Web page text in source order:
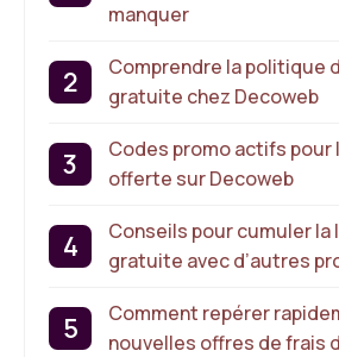
manquer
Comprendre la politique
gratuite chez Decoweb
Codes promo actifs pour
offerte sur Decoweb
Conseils pour cumuler la
gratuite avec d’autres
Comment repérer
nouvelles offres de frais